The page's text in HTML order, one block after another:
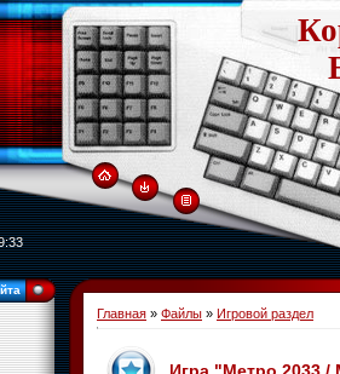
Главная » Файлы » Игровой раздел
Игра "Метро 2033 /